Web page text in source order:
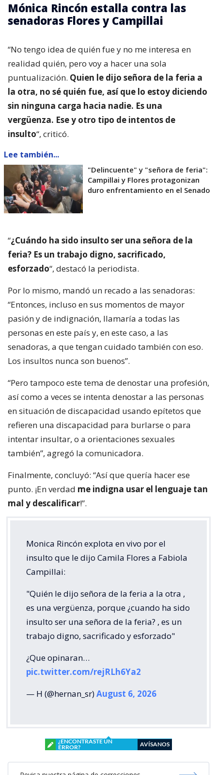
Mónica Rincón estalla contra las
senadoras Flores y Campillai
“No tengo idea de quién fue y no me interesa en
realidad quién, pero voy a hacer una sola
puntualización. Quien le dijo señora de la feria a
la otra, no sé quién fue, así que lo estoy diciendo
sin ninguna carga hacia nadie. Es una
vergüenza. Ese y otro tipo de intentos de
insulto“, criticó.
Lee también...
"Delincuente" y "señora de feria":
Campillai y Flores protagonizan
duro enfrentamiento en el Senado
“¿Cuándo ha sido insulto ser una señora de la
feria? Es un trabajo digno, sacrificado,
esforzado“, destacó la periodista.
Por lo mismo, mandó un recado a las senadoras:
“Entonces, incluso en sus momentos de mayor
pasión y de indignación, llamaría a todas las
personas en este país y, en este caso, a las
senadoras, a que tengan cuidado también con eso.
Los insultos nunca son buenos”.
“Pero tampoco este tema de denostar una profesión,
así como a veces se intenta denostar a las personas
en situación de discapacidad usando epítetos que
refieren una discapacidad para burlarse o para
intentar insultar, o a orientaciones sexuales
también”, agregó la comunicadora.
Finalmente, concluyó: “Así que quería hacer ese
punto. ¡En verdad me indigna usar el lenguaje tan
mal y descalificar!”.
Monica Rincón explota en vivo por el
insulto que le dijo Camila Flores a Fabiola
Campillai:
"Quién le dijo señora de la feria a la otra ,
es una vergüenza, porque ¿cuando ha sido
insulto ser una señora de la feria? , es un
trabajo digno, sacrificado y esforzado"
¿Que opinaran…
pic.twitter.com/rejRLh6Ya2
— H (@hernan_sr)August 6, 2026
¿ENCONTRASTE UN
ERROR?
AVÍSANOS